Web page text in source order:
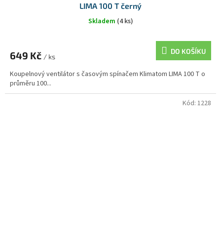
LIMA 100 T černý
Skladem (4 ks)
649 Kč / ks
DO KOŠÍKU
Koupelnový ventilátor s časovým spínačem Klimatom LIMA 100 T o
průměru 100...
Kód: 1228